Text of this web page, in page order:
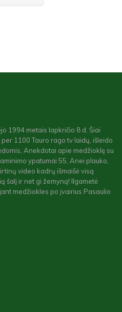
1994 metais lapkričio 8 d. Šiai
1100 Tauro rago tv laidų, išleido
Anekdotai apie medžioklę su
ypatumai 55, Anei plauko,
video kadrų išmaišė visą
šalį ir net gi žemyną! Ilgametė
medžiokles po įvairius Pasaulio